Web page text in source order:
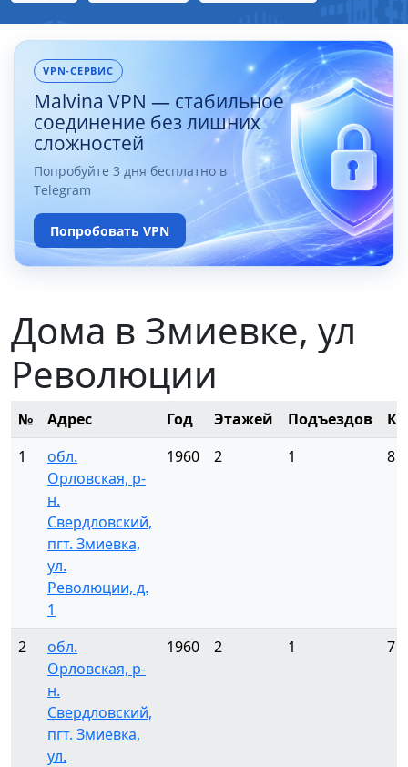
VPN-СЕРВИС
Malvina VPN — стабильное
соединение без лишних
сложностей
Попробуйте 3 дня бесплатно в
Telegram
Попробовать VPN
Дома в Змиевке, ул
Революции
№ Адрес Год Этажей Подъездов
1
обл.
Орловская, р-
н.
Свердловский,
пгт. Змиевка,
ул.
Революции, д.
1
1960 2 1 8
2
обл.
Орловская, р-
н.
Свердловский,
пгт. Змиевка,
ул.
1960 2 1 7